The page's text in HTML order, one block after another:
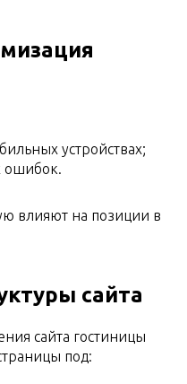
устройствах;
ошибок.
влияют на позиции в
сайта
сайта гостиницы
под: